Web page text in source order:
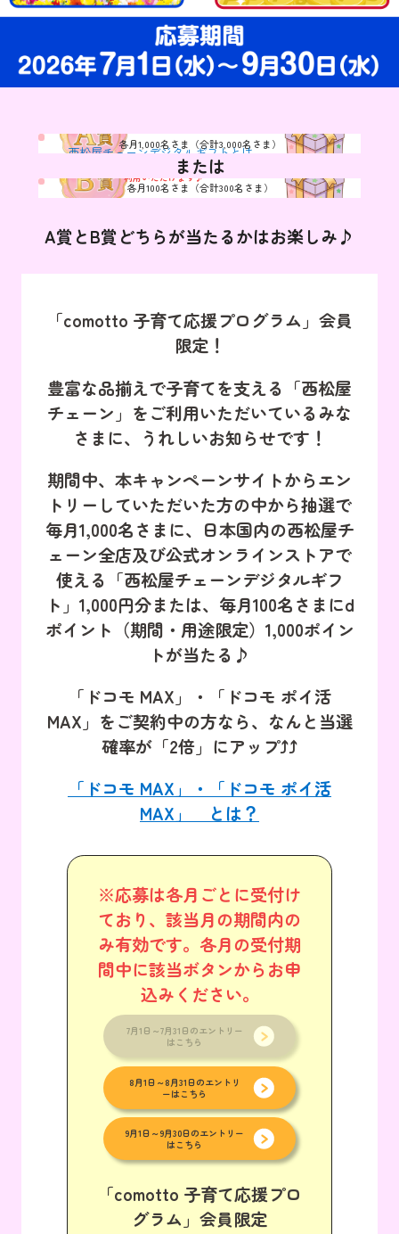
1,000円分
各月1,000名さま（合計3,000名さま）
西松屋チェーンデジタルギフトとは
または
dポイント(期間・用途限定)
1,000
各月100名さま（合計300名さま）
dポイントは、西松屋のお買物でd払いのお支払いにご
利用いただけます♪
A賞とB賞どちらが当たるかはお楽しみ♪
「comotto 子育て応援プログラム」会員
限定！
豊富な品揃えで子育てを支える「西松屋
チェーン」をご利用いただいているみな
さまに、うれしいお知らせです！
期間中、本キャンペーンサイトからエン
トリーしていただいた方の中から抽選で
毎月1,000名さまに、日本国内の西松屋チ
ェーン全店及び公式オンラインストアで
使える「西松屋チェーンデジタルギフ
ト」1,000円分または、毎月100名さまにd
ポイント（期間・用途限定）1,000ポイン
トが当たる♪
「ドコモ MAX」・「ドコモ ポイ活
MAX」をご契約中の方なら、なんと当選
確率が「2倍」にアップ⤴⤴
「ドコモ MAX」・「ドコモ ポイ活
MAX」 とは？
※応募は各月ごとに受付け
ており、該当月の期間内の
み有効です。各月の受付期
間中に該当ボタンからお申
込みください。
7月1日～7月31日のエントリー
はこちら
8月1日～8月31日のエントリ
ーはこちら
9月1日～9月30日のエントリー
はこちら
「comotto 子育て応援プロ
グラム」会員限定